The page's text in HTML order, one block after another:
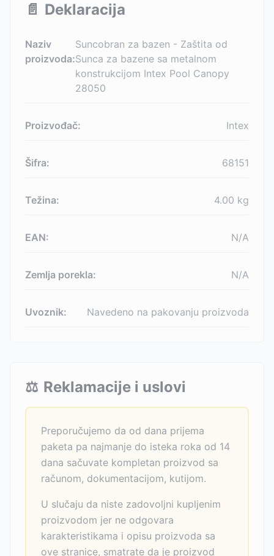
📄 Deklaracija
Naziv
proizvoda:
Suncobran za bazen - Zaštita od
Sunca za bazene sa metalnom
konstrukcijom Intex Pool Canopy
28050
Proizvođač: Intex
Šifra: 68151
Težina: 4.00 kg
EAN: N/A
Zemlja porekla: N/A
Uvoznik: Navedeno na pakovanju proizvoda
⚖️ Reklamacije i uslovi
Preporučujemo da od dana prijema
paketa pa najmanje do isteka roka od 14
dana sačuvate kompletan proizvod sa
računom, dokumentacijom, kutijom.
U slučaju da niste zadovoljni kupljenim
proizvodom jer ne odgovara
karakteristikama i opisu proizvoda sa
ove stranice, smatrate da je proizvod